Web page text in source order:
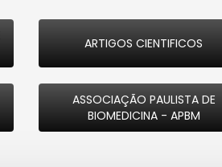
ARTIGOS CIENTIFICOS
ASSOCIAÇÃO PAULISTA DE
BIOMEDICINA - APBM